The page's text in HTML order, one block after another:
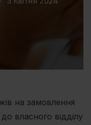
на замовлення
власного відділу